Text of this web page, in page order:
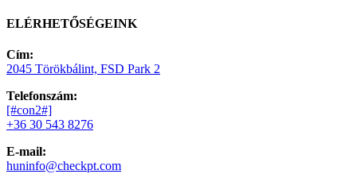
ELÉRHETŐSÉGEINK
Cím:
2045 Törökbálint, FSD Park 2
Telefonszám:
[#con2#]
+36 30 543 8276
E-mail:
huninfo@checkpt.com